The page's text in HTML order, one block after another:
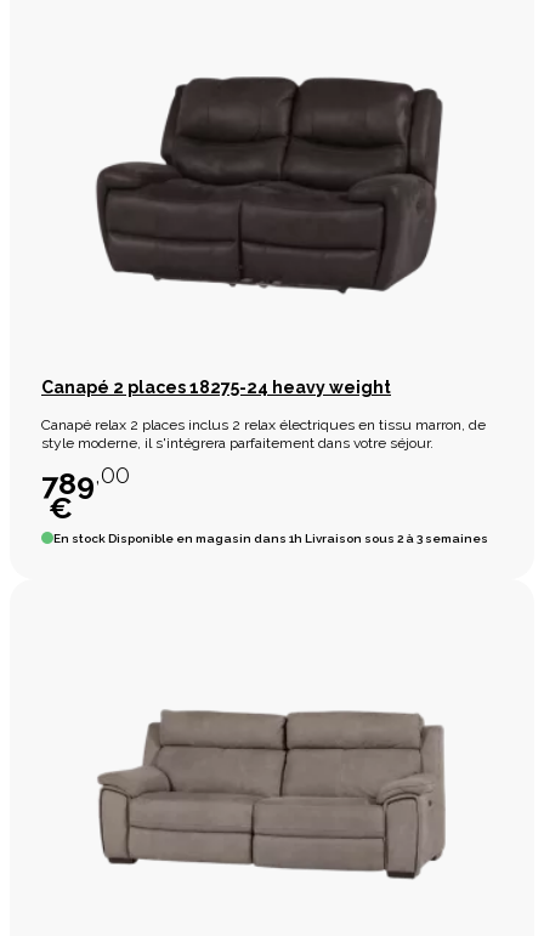
Canapé 2 places 18275-24 heavy weight
Canapé relax 2 places inclus 2 relax électriques en tissu marron, de
style moderne, il s'intégrera parfaitement dans votre séjour.
789,00
€
En stockDisponible en magasin dans 1h Livraison sous 2 à 3 semaines